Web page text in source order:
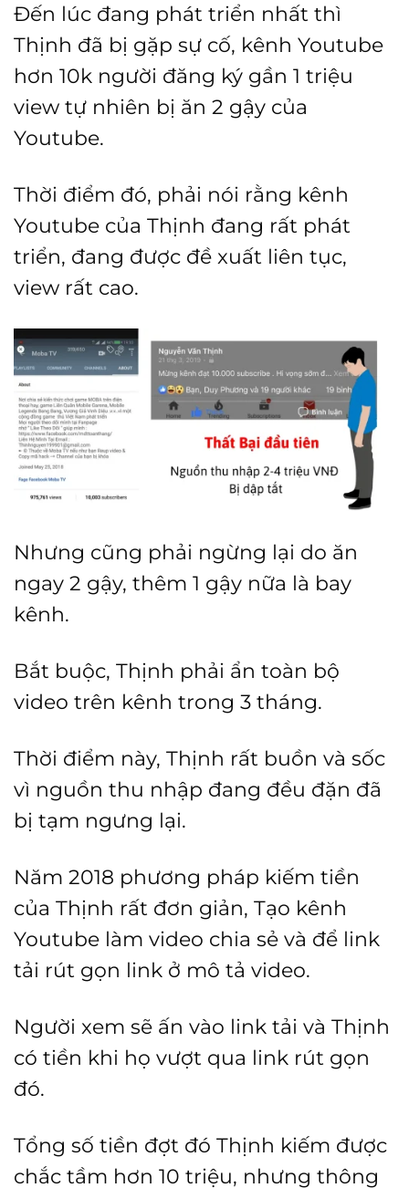
Đến lúc đang phát triển nhất thì
Thịnh đã bị gặp sự cố, kênh Youtube
hơn 10k người đăng ký gần 1 triệu
view tự nhiên bị ăn 2 gậy của
Youtube.
Thời điểm đó, phải nói rằng kênh
Youtube của Thịnh đang rất phát
triển, đang được đề xuất liên tục,
view rất cao.
Nhưng cũng phải ngừng lại do ăn
ngay 2 gậy, thêm 1 gậy nữa là bay
kênh.
Bắt buộc, Thịnh phải ẩn toàn bộ
video trên kênh trong 3 tháng.
Thời điểm này, Thịnh rất buồn và sốc
vì nguồn thu nhập đang đều đặn đã
bị tạm ngưng lại.
Năm 2018 phương pháp kiếm tiền
của Thịnh rất đơn giản, Tạo kênh
Youtube làm video chia sẻ và để link
tải rút gọn link ở mô tả video.
Người xem sẽ ấn vào link tải và Thịnh
có tiền khi họ vượt qua link rút gọn
đó.
Tổng số tiền đợt đó Thịnh kiếm được
chắc tầm hơn 10 triệu, nhưng thông